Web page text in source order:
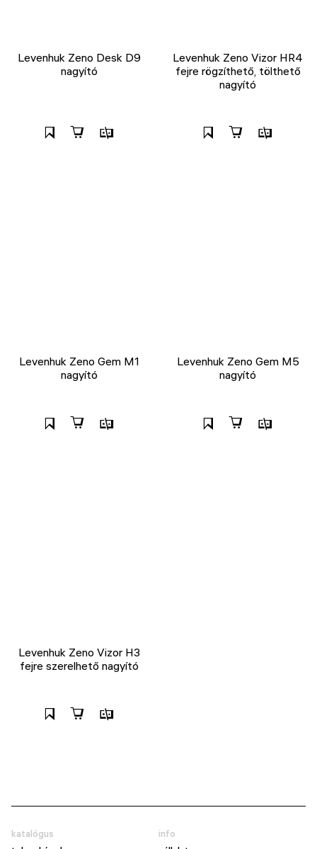
Levenhuk Zeno Desk D9
nagyító
Levenhuk Zeno Vizor HR4
fejre rögzíthető, tölthető
nagyító
Levenhuk Zeno Gem M1
nagyító
Levenhuk Zeno Gem M5
nagyító
Levenhuk Zeno Vizor H3
fejre szerelhető nagyító
katalógus
info